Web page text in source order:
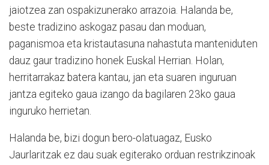
jaiotzea zan ospakizunerako arrazoia. Halanda be,
beste tradizino askogaz pasau dan moduan,
paganismoa eta kristautasuna nahastuta manteniduten
dauz gaur tradizino honek Euskal Herrian. Holan,
herritarrakaz batera kantau, jan eta suaren inguruan
jantza egiteko gaua izango da bagilaren 23ko gaua
inguruko herrietan.
Halanda be, bizi dogun bero-olatuagaz, Eusko
Jaurlaritzak ez dau suak egiterako orduan restrikzinoak